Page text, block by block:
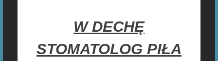
W DECHĘ
STOMATOLOG PIŁA